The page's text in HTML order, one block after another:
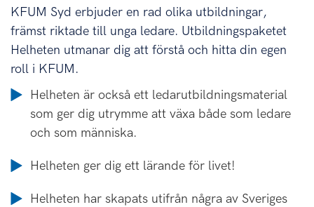
KFUM Syd erbjuder en rad olika utbildningar,
främst riktade till unga ledare. Utbildningspaketet
Helheten utmanar dig att förstå och hitta din egen
roll i KFUM.
Helheten är också ett ledarutbildningsmaterial
som ger dig utrymme att växa både som ledare
och som människa.
Helheten ger dig ett lärande för livet!
Helheten har skapats utifrån några av Sveriges